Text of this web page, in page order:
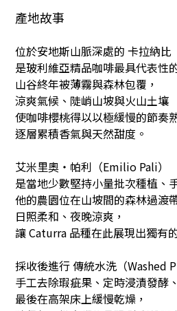
產地故事
位於安地斯山脈深處的 卡拉納比
是玻利維亞精品咖啡最具代表性
山谷終年被薄霧與森林包覆，
涼爽氣候、陡峭山坡與火山土壤
使咖啡櫻桃得以以極緩慢的節奏
逐層累積香氣與天然甜度。
艾米里奧・帕利（Emilio Pali）
是當地少數堅持小量批次種植、
他的農園位在山坡間的森林過渡
日照柔和、夜晚涼爽，
讓 Caturra 品種在此展現出獨有
採收後進行 傳統水洗（Washed
手工去除瑕疵果、定時浸漬發酵
最後在高架床上緩慢乾燥，